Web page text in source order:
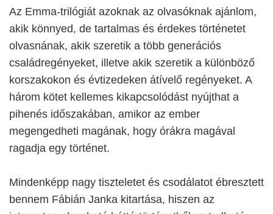
Az Emma-trilógiát azoknak az olvasóknak ajánlom,
akik könnyed, de tartalmas és érdekes történetet
olvasnának, akik szeretik a több generációs
családregényeket, illetve akik szeretik a különböző
korszakokon és évtizedeken átívelő regényeket. A
három kötet kellemes kikapcsolódást nyújthat a
pihenés időszakában, amikor az ember
megengedheti magának, hogy órákra magával
ragadja egy történet.
Mindenképp nagy tiszteletet és csodálatot ébresztett
bennem Fábián Janka kitartása, hiszen az